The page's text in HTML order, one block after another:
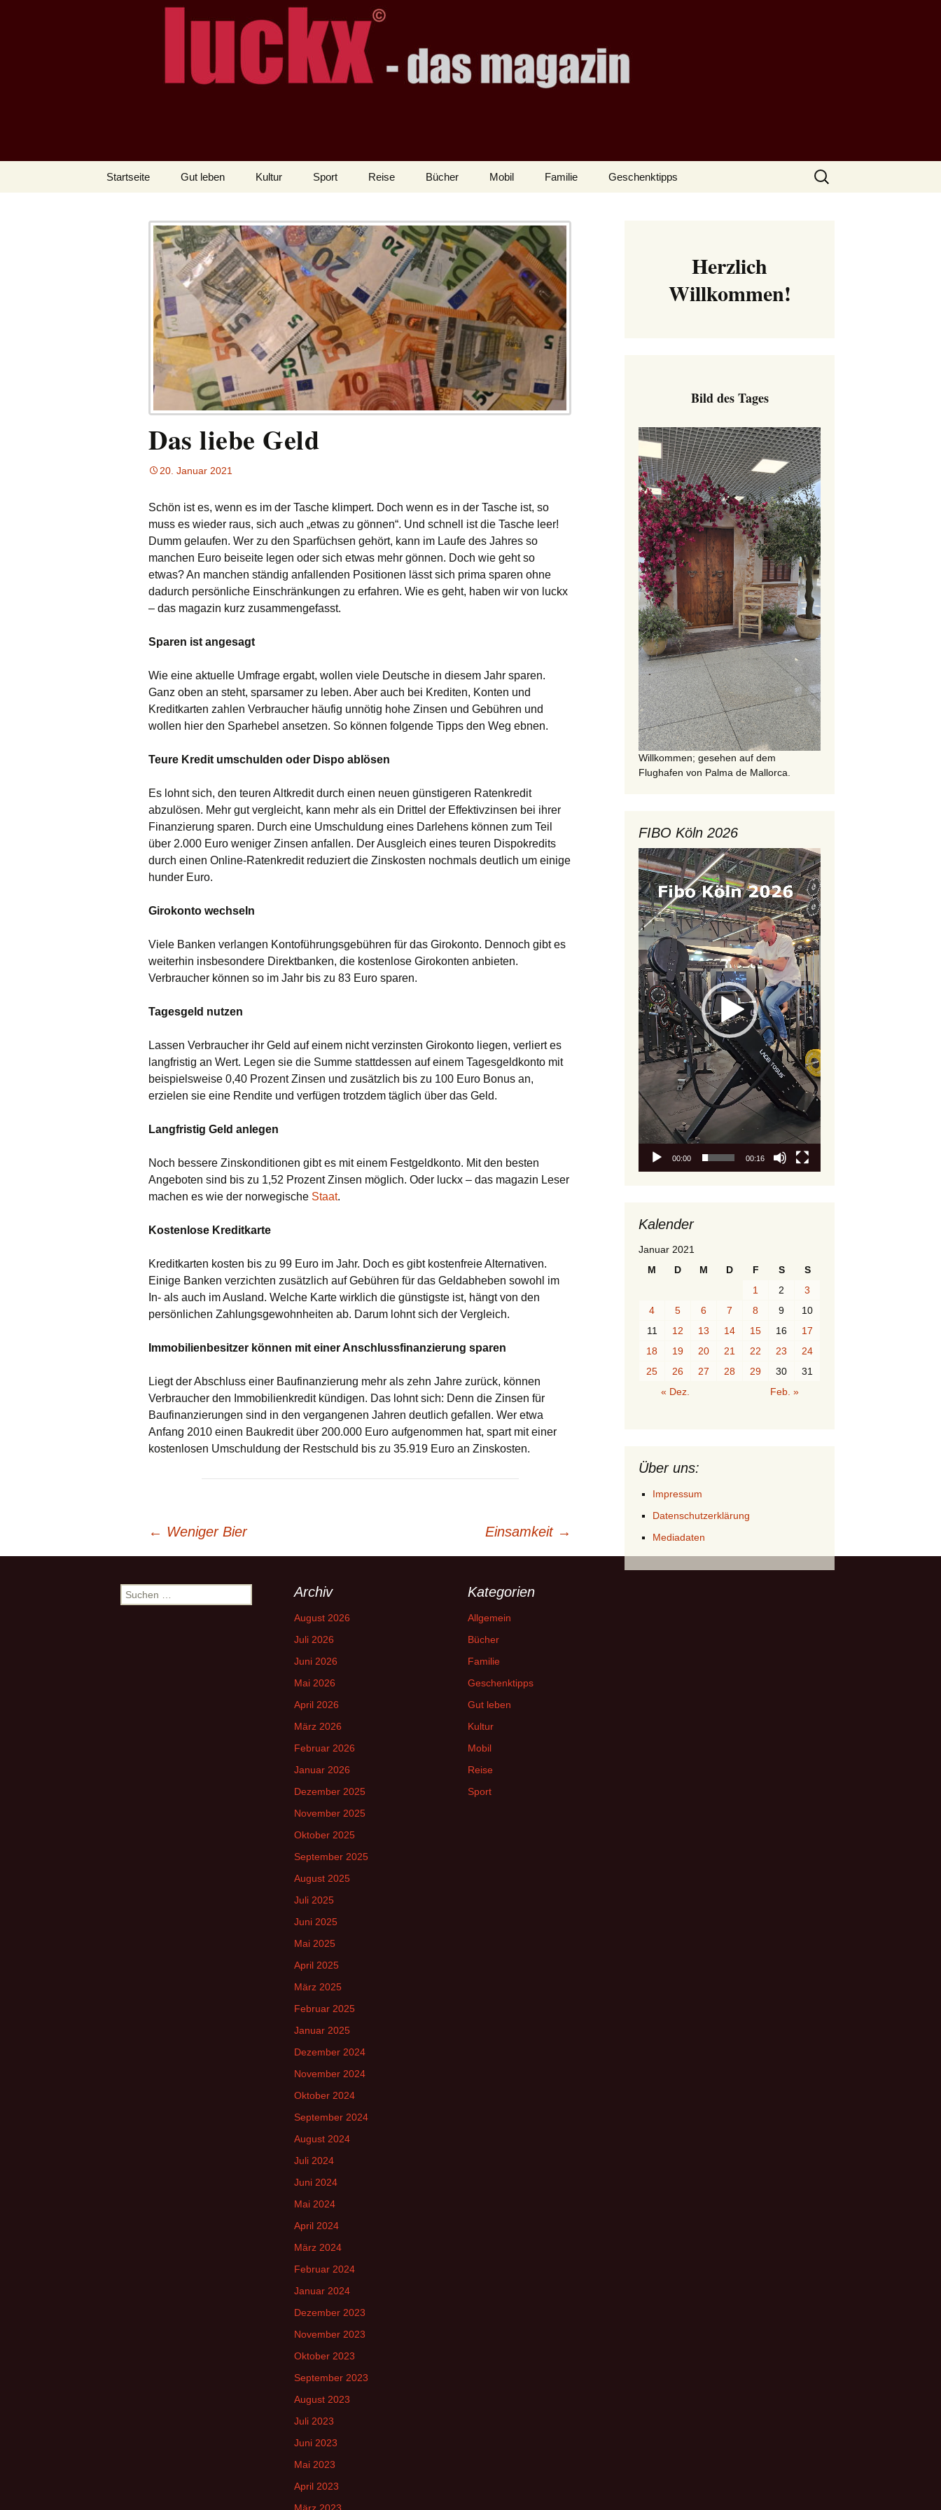
LUCKX
– das Magazin
Startseite Gut leben Kultur Sport Reise Bücher Mobil Familie Geschenktipps
Suchen
nach:
Das liebe Geld
20. Januar 2021
Schön ist es, wenn es im der Tasche klimpert. Doch wenn es in der Tasche ist, so
muss es wieder raus, sich auch „etwas zu gönnen“. Und schnell ist die Tasche leer!
Dumm gelaufen. Wer zu den Sparfüchsen gehört, kann im Laufe des Jahres so
manchen Euro beiseite legen oder sich etwas mehr gönnen. Doch wie geht so
etwas? An manchen ständig anfallenden Positionen lässt sich prima sparen ohne
dadurch persönliche Einschränkungen zu erfahren. Wie es geht, haben wir von luckx
– das magazin kurz zusammengefasst.
Sparen ist angesagt
Wie eine aktuelle Umfrage ergabt, wollen viele Deutsche in diesem Jahr sparen.
Ganz oben an steht, sparsamer zu leben. Aber auch bei Krediten, Konten und
Kreditkarten zahlen Verbraucher häufig unnötig hohe Zinsen und Gebühren und
wollen hier den Sparhebel ansetzen. So können folgende Tipps den Weg ebnen.
Teure Kredit umschulden oder Dispo ablösen
Es lohnt sich, den teuren Altkredit durch einen neuen günstigeren Ratenkredit
abzulösen. Mehr gut vergleicht, kann mehr als ein Drittel der Effektivzinsen bei ihrer
Finanzierung sparen. Durch eine Umschuldung eines Darlehens können zum Teil
über 2.000 Euro weniger Zinsen anfallen. Der Ausgleich eines teuren Dispokredits
durch einen Online-Ratenkredit reduziert die Zinskosten nochmals deutlich um einige
hunder Euro.
Girokonto wechseln
Viele Banken verlangen Kontoführungsgebühren für das Girokonto. Dennoch gibt es
weiterhin insbesondere Direktbanken, die kostenlose Girokonten anbieten.
Verbraucher können so im Jahr bis zu 83 Euro sparen.
Tagesgeld nutzen
Lassen Verbraucher ihr Geld auf einem nicht verzinsten Girokonto liegen, verliert es
langfristig an Wert. Legen sie die Summe stattdessen auf einem Tagesgeldkonto mit
beispielsweise 0,40 Prozent Zinsen und zusätzlich bis zu 100 Euro Bonus an,
erzielen sie eine Rendite und verfügen trotzdem täglich über das Geld.
Langfristig Geld anlegen
Noch bessere Zinskonditionen gibt es mit einem Festgeldkonto. Mit den besten
Angeboten sind bis zu 1,52 Prozent Zinsen möglich. Oder luckx – das magazin Leser
machen es wie der norwegische Staat.
Kostenlose Kreditkarte
Kreditkarten kosten bis zu 99 Euro im Jahr. Doch es gibt kostenfreie Alternativen.
Einige Banken verzichten zusätzlich auf Gebühren für das Geldabheben sowohl im
In- als auch im Ausland. Welche Karte wirklich die günstigste ist, hängt von den
persönlichen Zahlungsgewohnheiten ab. Darum lohnt sich der Vergleich.
Immobilienbesitzer können mit einer Anschlussfinanzierung sparen
Liegt der Abschluss einer Baufinanzierung mehr als zehn Jahre zurück, können
Verbraucher den Immobilienkredit kündigen. Das lohnt sich: Denn die Zinsen für
Baufinanzierungen sind in den vergangenen Jahren deutlich gefallen. Wer etwa
Anfang 2010 einen Baukredit über 200.000 Euro aufgenommen hat, spart mit einer
kostenlosen Umschuldung der Restschuld bis zu 35.919 Euro an Zinskosten.
Navigation
← Weniger Bier Einsamkeit →
Herzlich
Willkommen!
Bild des Tages
Willkommen; gesehen auf dem
Flughafen von Palma de Mallorca.
FIBO Köln 2026
Video-
Player
00:00 00:16
Kalender
Januar 2021
M
D M D F S
S
1
2
3
4
5 6 7 8 9
10
11
12 13 14 15 16
17
18
19 20 21 22 23
24
25
26 27 28 29 30
31
« Dez.
Feb. »
Über uns:
Impressum
Datenschutzerklärung
Mediadaten
Suchen
nach:
Archiv
August 2026
Juli 2026
Juni 2026
Mai 2026
April 2026
März 2026
Februar 2026
Januar 2026
Dezember 2025
November 2025
Oktober 2025
September 2025
August 2025
Juli 2025
Juni 2025
Mai 2025
April 2025
März 2025
Februar 2025
Januar 2025
Dezember 2024
November 2024
Oktober 2024
September 2024
August 2024
Juli 2024
Juni 2024
Mai 2024
April 2024
März 2024
Februar 2024
Januar 2024
Dezember 2023
November 2023
Oktober 2023
September 2023
August 2023
Juli 2023
Juni 2023
Mai 2023
April 2023
März 2023
Kategorien
Allgemein
Bücher
Familie
Geschenktipps
Gut leben
Kultur
Mobil
Reise
Sport